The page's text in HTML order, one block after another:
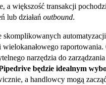
a większość transakcji
lub działań outbound.
skomplikowanych automatyzacji
raportowania.
narzędzia do
będzie idealnym
a handlowcy mogą